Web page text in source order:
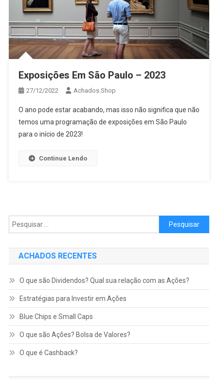
Exposições Em São Paulo – 2023
27/12/2022 Achados.Shop
O ano pode estar acabando, mas isso não significa que não
temos uma programação de exposições em São Paulo
para o início de 2023!
Continue Lendo
Pesquisar por:
ACHADOS RECENTES
O que são Dividendos? Qual sua relação com as Ações?
Estratégias para Investir em Ações
Blue Chips e Small Caps
O que são Ações? Bolsa de Valores?
O que é Cashback?